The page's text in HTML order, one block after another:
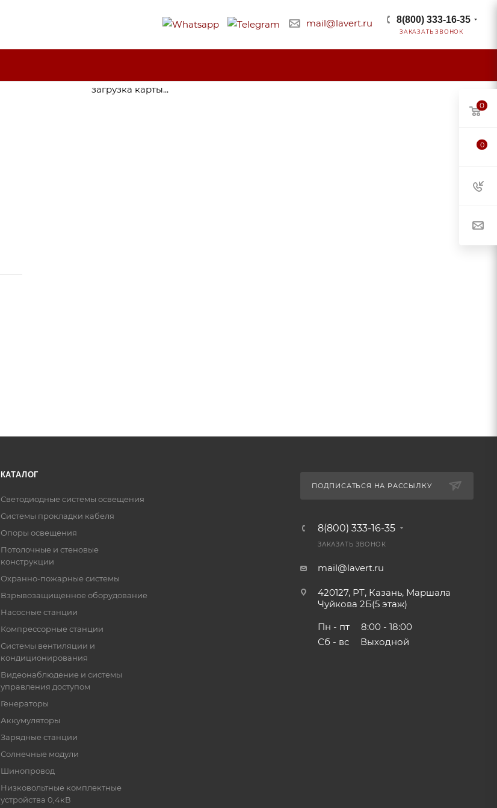
mail@lavert.ru 8(800) 333-16-35
ЗАКАЗАТЬ ЗВОНОК
загрузка карты...
КАТАЛОГ
Светодиодные системы освещения
Системы прокладки кабеля
Опоры освещения
Потолочные и стеновые
конструкции
Охранно-пожарные системы
Взрывозащищенное оборудование
Насосные станции
Компрессорные станции
Системы вентиляции и
кондиционирования
Видеонаблюдение и системы
управления доступом
Генераторы
Аккумуляторы
Зарядные станции
Солнечные модули
Шинопровод
Низковольтные комплектные
устройства 0,4кВ
ПОДПИСАТЬСЯ НА РАССЫЛКУ
8(800) 333-16-35
ЗАКАЗАТЬ ЗВОНОК
mail@lavert.ru
420127, РТ, Казань, Маршала
Чуйкова 2Б(5 этаж)
Пн - пт
8:00 - 18:00
Сб - вс
Выходной
0
0